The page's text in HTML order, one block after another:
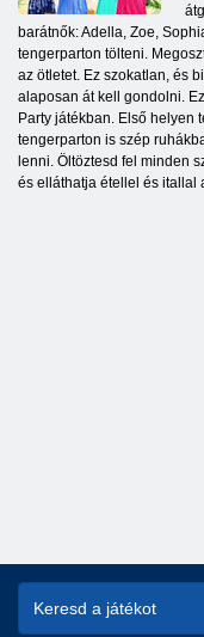
barátnők: Adella, Zoe,
tengerparton tölteni.
az ötletet. Ez szokatlan, és
alaposan át kell gondolni.
Party játékban. Első helyen
tengerparton is szép
lenni. Öltöztesd fel minden
és elláthatja étellel és itallal